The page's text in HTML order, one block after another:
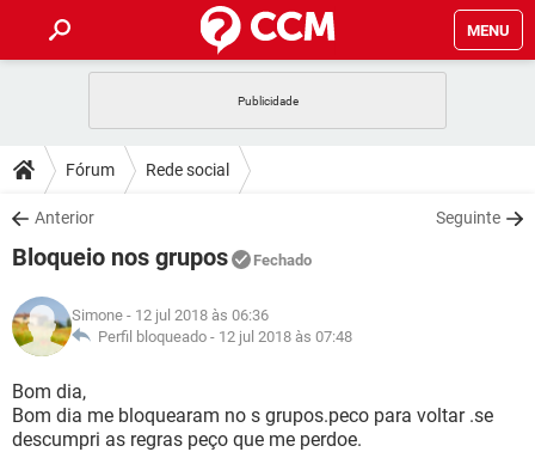
MENU
CELULAR
OUTLOOK
INSTAGRAM GMAIL
GUIA DE COMPRAS
DICAS
JOGOS
INSTAGRAM
GUIA DE COMPRAS
DOWNLOADS
JOGOS WHATSAPP
CELULAR
OUTLOOK EXCEL
INSTAGRAM
GUIA DE COMPRAS
FÓRUM
JOGOS
CELULAR
OUTLOOK
INSTAGRAM GMAIL
GLOSSÁRIO
JOGOS
CELULAR FACEBOOK
Fórum Rede social
Anterior Seguinte
Bloqueio nos grupos Fechado
Simone - 12 jul 2018 às 06:36
Perfil bloqueado - 12 jul 2018 às 07:48
Bom dia,
Bom dia me bloquearam no s grupos.peco para voltar .se
descumpri as regras peço que me perdoe.